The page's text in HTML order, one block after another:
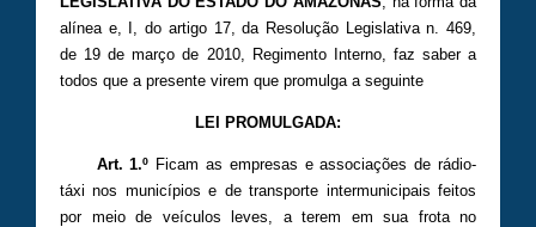
alínea e, I, do artigo 17, da Resolução Legislativa n. 469,
de 19 de março de 2010, Regimento Interno, faz saber a
todos que a presente virem que promulga a seguinte
LEI PROMULGADA:
Art. 1.º Ficam as empresas e associações de rádio-
táxi nos municípios e de transporte intermunicipais feitos
por meio de veículos leves, a terem em sua frota no